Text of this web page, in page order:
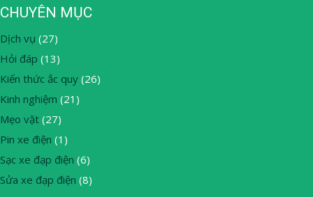
CHUYÊN MỤC
Dịch vụ (27)
Hỏi đáp (13)
Kiến thức ắc quy (26)
Kinh nghiệm (21)
Mẹo vặt (27)
Pin xe điện (1)
Sạc xe đạp điện (6)
Sửa xe đạp điện (8)